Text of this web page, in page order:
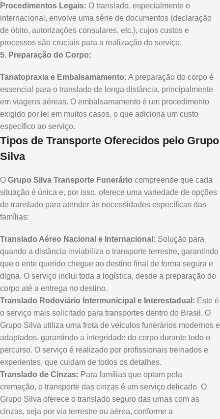
Procedimentos Legais: O translado, especialmente o
internacional, envolve uma série de documentos (declaração
de óbito, autorizações consulares, etc.), cujos custos e
processos são cruciais para a realização do serviço.
5. Preparação do Corpo:
Tanatopraxia e Embalsamamento: A preparação do corpo é
essencial para o translado de longa distância, principalmente
em viagens aéreas. O embalsamamento é um procedimento
exigido por lei em muitos casos, o que adiciona um custo
específico ao serviço.
Tipos de Transporte Oferecidos pelo Grupo
Silva
O Grupo Silva Transporte Funerário compreende que cada
situação é única e, por isso, oferece uma variedade de opções
de translado para atender às necessidades específicas das
famílias:
Translado Aéreo Nacional e Internacional: Solução para
quando a distância inviabiliza o transporte terrestre, garantindo
que o ente querido chegue ao destino final de forma segura e
digna. O serviço inclui toda a logística, desde a preparação do
corpo até a entrega no destino.
Translado Rodoviário Intermunicipal e Interestadual: Este é
o serviço mais solicitado para transportes dentro do Brasil. O
Grupo Silva utiliza uma frota de veículos funerários modernos e
adaptados, garantindo a integridade do corpo durante todo o
percurso. O serviço é realizado por profissionais treinados e
experientes, que cuidam de todos os detalhes.
Translado de Cinzas: Para famílias que optam pela
cremação, o transporte das cinzas é um serviço delicado. O
Grupo Silva oferece o translado seguro das urnas com as
cinzas, seja por via terrestre ou aérea, conforme a